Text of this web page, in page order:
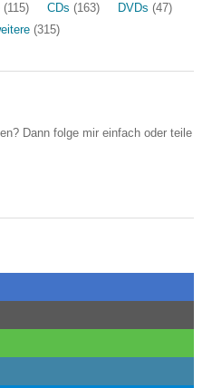
(115) CDs (163) DVDs (47)
(315)
Dann folge mir einfach oder teile